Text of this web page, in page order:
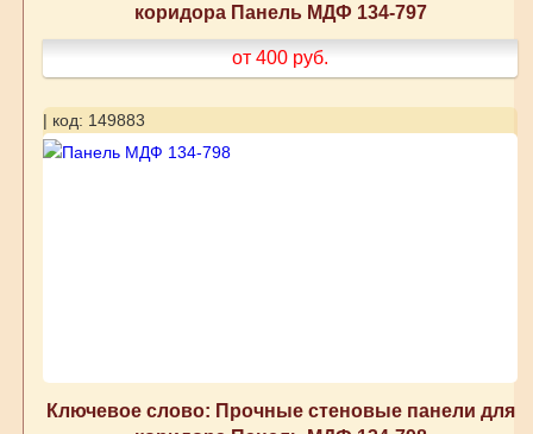
коридора Панель МДФ 134-797
от 400 руб.
| код: 149883
Ключевое слово: Прочные стеновые панели для